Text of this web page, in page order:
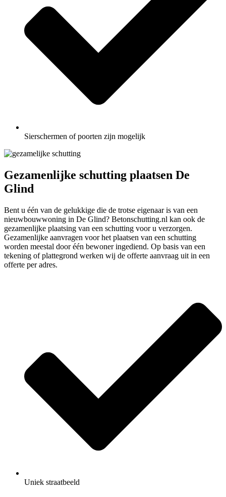
Sierschermen of poorten zijn mogelijk
Gezamenlijke schutting plaatsen De
Glind
Bent u één van de gelukkige die de trotse eigenaar is van een
nieuwbouwwoning in De Glind? Betonschutting.nl kan ook de
gezamenlijke plaatsing van een schutting voor u verzorgen.
Gezamenlijke aanvragen voor het plaatsen van een schutting
worden meestal door één bewoner ingediend. Op basis van een
tekening of plattegrond werken wij de offerte aanvraag uit in een
offerte per adres.
Uniek straatbeeld